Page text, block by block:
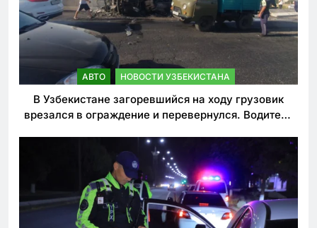
АВТО НОВОСТИ УЗБЕКИСТАНА
В Узбекистане загоревшийся на ходу грузовик
врезался в ограждение и перевернулся. Водитель